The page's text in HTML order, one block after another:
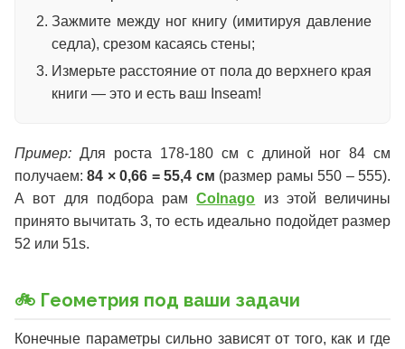
Зажмите между ног книгу (имитируя давление
седла), срезом касаясь стены;
Измерьте расстояние от пола до верхнего края
книги — это и есть ваш Inseam!
Пример: Для роста 178-180 см с длиной ног 84 см
получаем:84 × 0,66 = 55,4 см (размер рамы 550 – 555).
А вот для подбора рамColnago из этой величины
принято вычитать 3, то есть идеально подойдет размер
52 или 51s.
🚲 Геометрия под ваши задачи
Конечные параметры сильно зависят от того, как и где